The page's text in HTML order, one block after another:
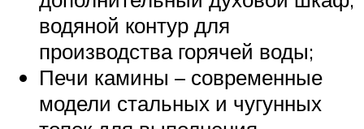
водяной контур для
производства горячей воды;
Печи камины – современные
модели стальных и чугунных